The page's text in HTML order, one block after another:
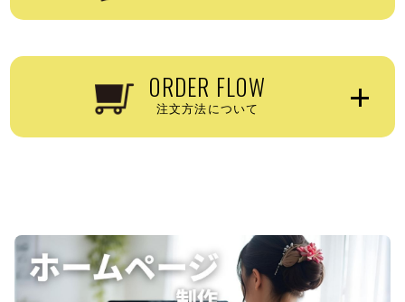
会員登録(無料)
新規会員登録
ORDER FLOW
注文方法について